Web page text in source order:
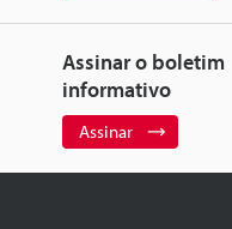
Assinar o boletim
informativo
Assinar